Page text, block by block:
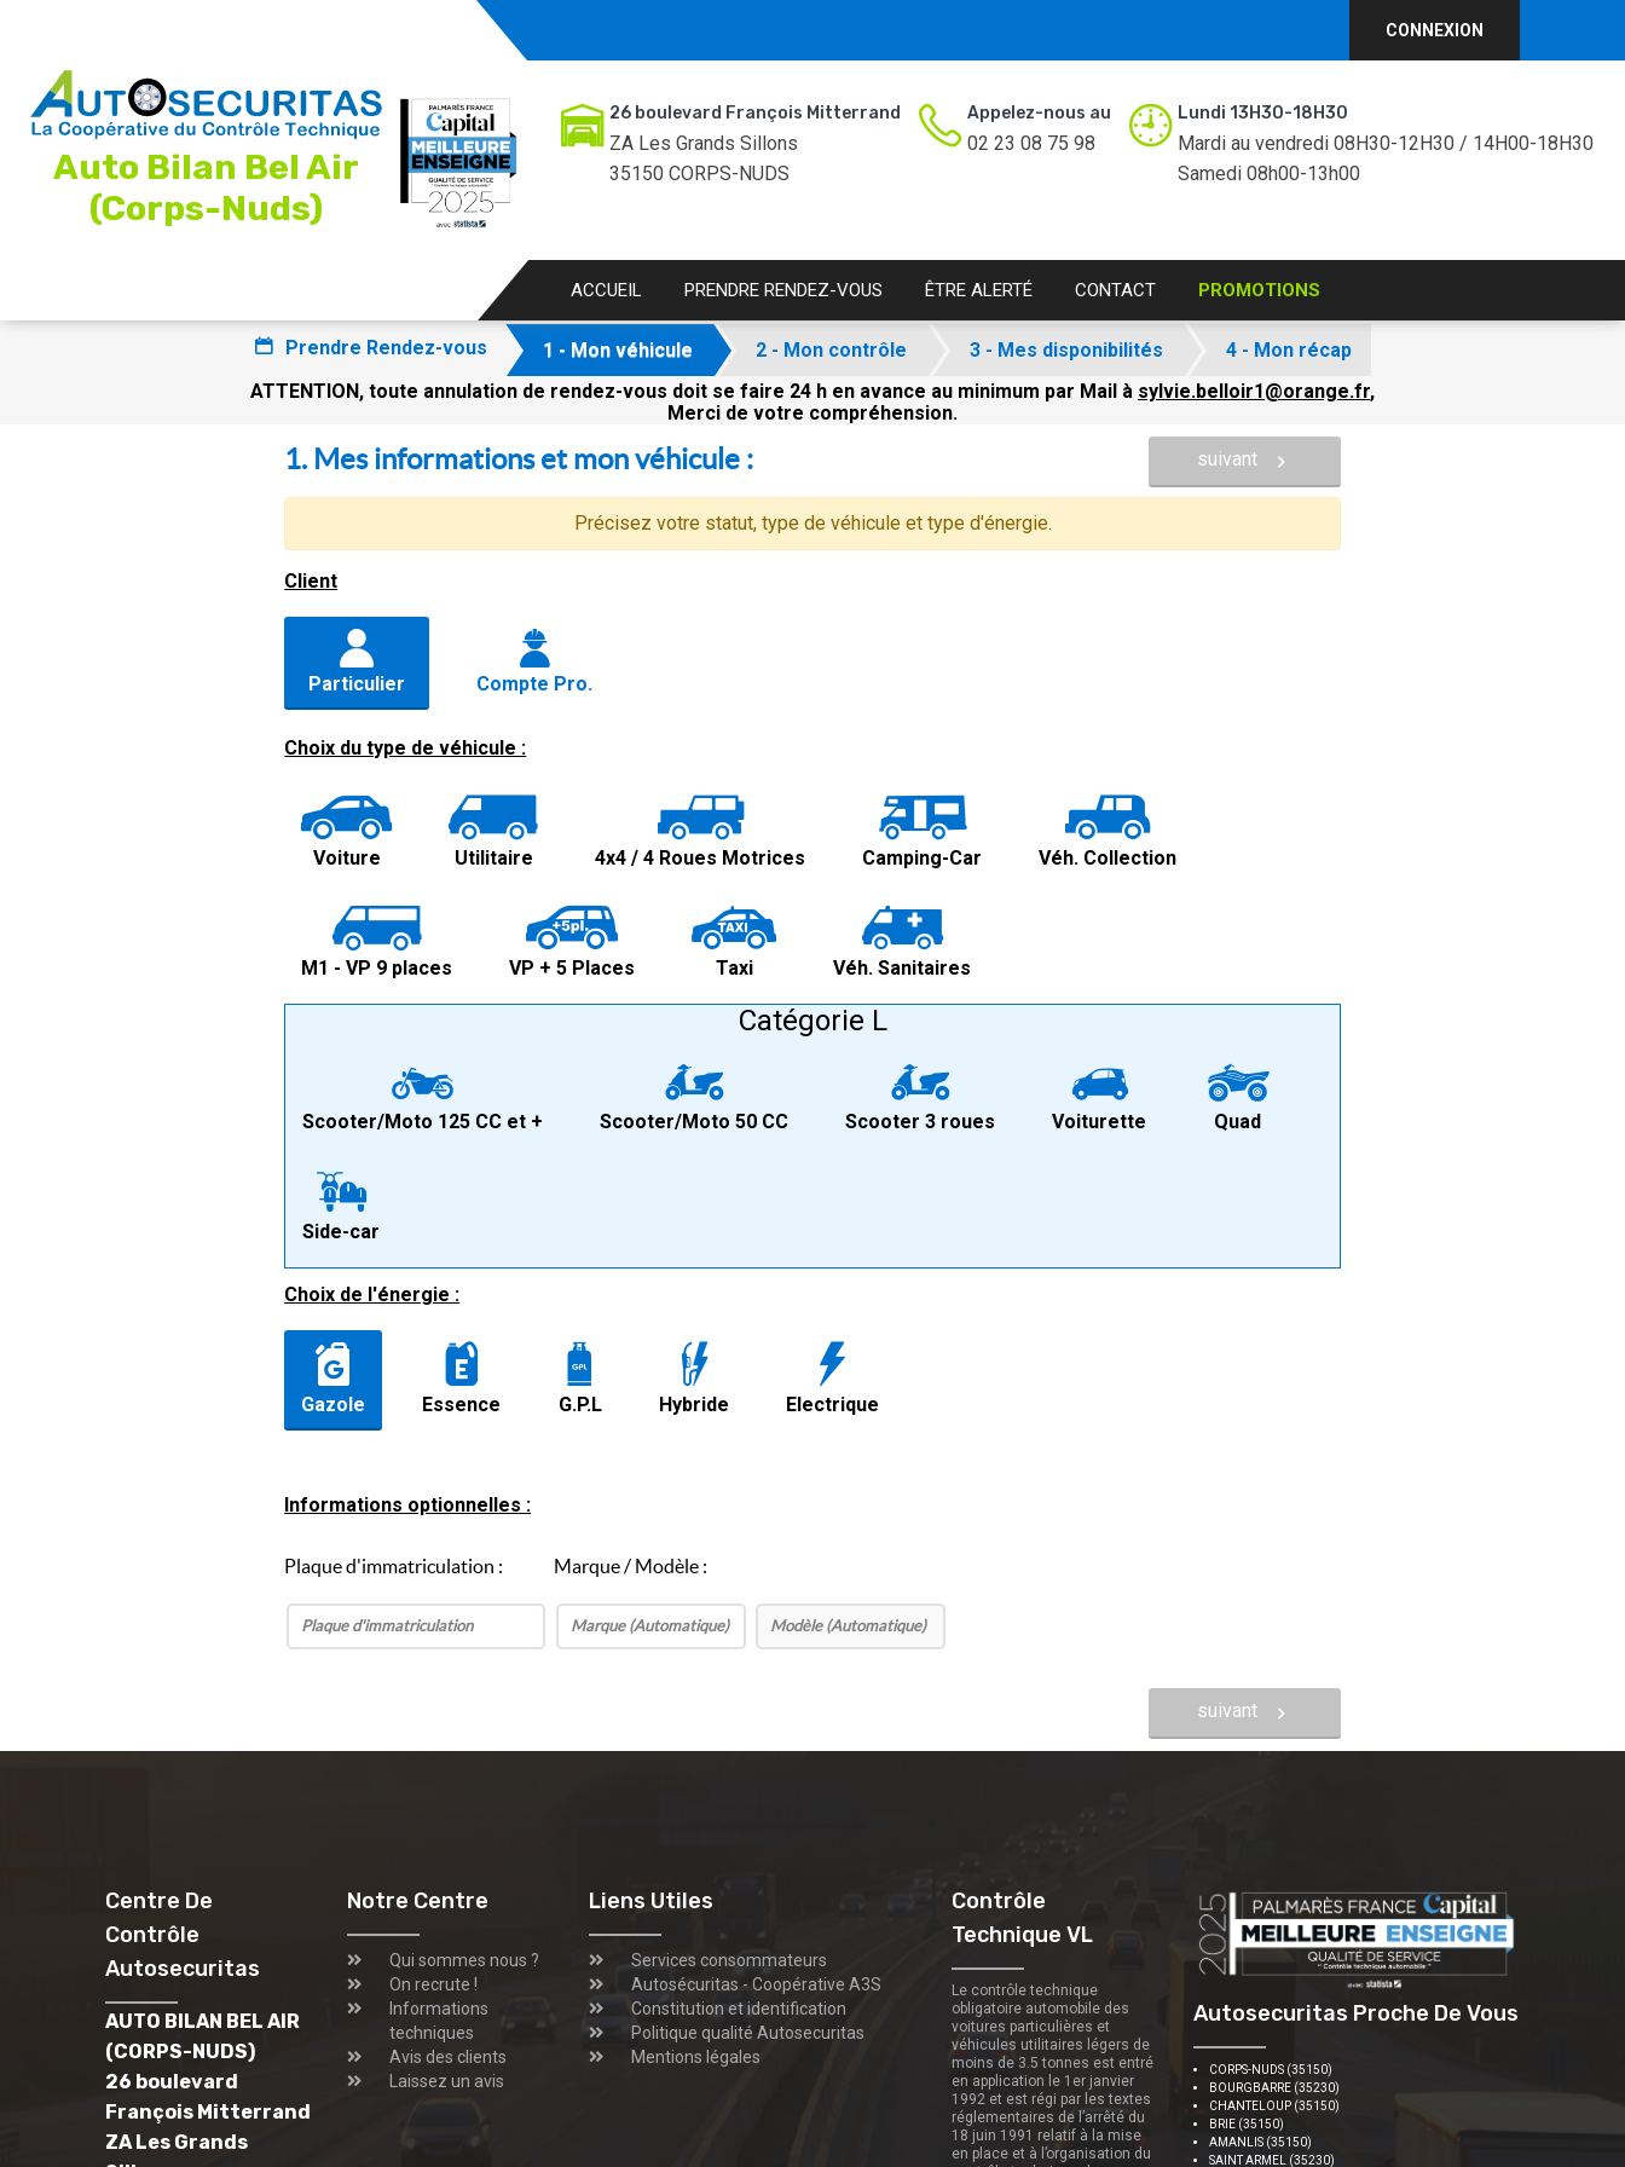
CONNEXION
Auto Bilan Bel Air
(Corps-Nuds)
26 boulevard François Mitterrand
ZA Les Grands Sillons
35150 CORPS-NUDS
Appelez-nous au
02 23 08 75 98
Lundi 13H30-18H30
Mardi au vendredi 08H30-12H30 / 14H00-18H30
Samedi 08h00-13h00
ACCUEIL PRENDRE RENDEZ-VOUS ÊTRE ALERTÉ CONTACT PROMOTIONS
Prendre Rendez-vous 1 - Mon véhicule 2 - Mon contrôle 3 - Mes disponibilités
4 - Mon récap
ATTENTION, toute annulation de rendez-vous doit se faire 24 h en avance au minimum par Mail à sylvie.belloir1@orange.fr,
Merci de votre compréhension.
suivant
1. Mes informations et mon véhicule :
Précisez votre statut, type de véhicule et type d'énergie.
Client
Particulier Compte Pro.
Choix du type de véhicule :
Voiture Utilitaire 4x4 / 4 Roues Motrices Camping-Car Véh. Collection
M1 - VP 9 places VP + 5 Places Taxi Véh. Sanitaires
Catégorie L
Scooter/Moto 125 CC et + Scooter/Moto 50 CC Scooter 3 roues Voiturette Quad
Side-car
Choix de l'énergie :
Gazole Essence G.P.L Hybride Electrique
Informations optionnelles :
Plaque d'immatriculation : Marque / Modèle :
suivant
Centre De
Contrôle
Autosecuritas
AUTO BILAN BEL AIR
(CORPS-NUDS)
26 boulevard
François Mitterrand
ZA Les Grands
Notre Centre
Qui sommes nous ?
On recrute !
Informations
techniques
Avis des clients
Laissez un avis
Liens Utiles
Services consommateurs
Autosécuritas - Coopérative A3S
Constitution et identification
Politique qualité Autosecuritas
Mentions légales
Contrôle
Technique VL
Le contrôle technique
obligatoire automobile des
voitures particulières et
véhicules utilitaires légers de
moins de 3.5 tonnes est entré
en application le 1er janvier
1992 et est régi par les textes
réglementaires de l’arrêté du
18 juin 1991 relatif à la mise
en place et à l’organisation du
Autosecuritas Proche De Vous
CORPS-NUDS (35150)
BOURGBARRE (35230)
CHANTELOUP (35150)
BRIE (35150)
AMANLIS (35150)
SAINT ARMEL (35230)